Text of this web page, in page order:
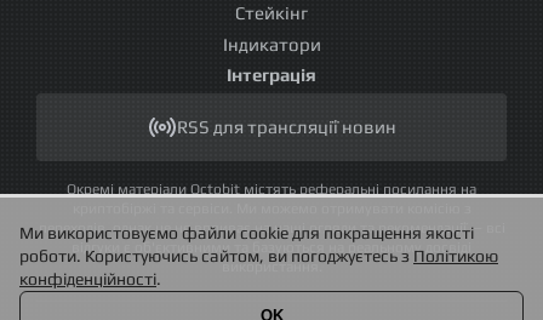
Стейкінг
Індикатори
Інтеграція
RSS для трансляції новин
Окремі матеріали Octobit містять реферальні посилання на
переходів, однак це не впливає на наші огляди та рекомендації — всі
відгуки є об'єктивними та базуються на реальному досвіді
використання.
Ми використовуємо файли cookie для покращення якості
роботи. Користуючись сайтом, ви погоджуєтесь з Політикою
конфіденційності.
OK